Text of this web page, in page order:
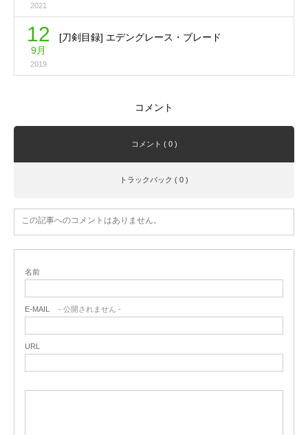
2021
12
9月
2019
[刀剣目録] エデングレース・ブレード
コメント
コメント ( 0 )
トラックバック ( 0 )
この記事へのコメントはありません。
名前
E-MAIL - 公開されません -
URL